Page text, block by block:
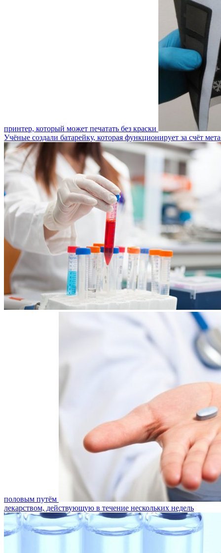
принтер, который может печатать без краски
Учёные создали батарейку, которая функционирует за счёт
половым путём
лекарством, действующую в течение нескольких недель